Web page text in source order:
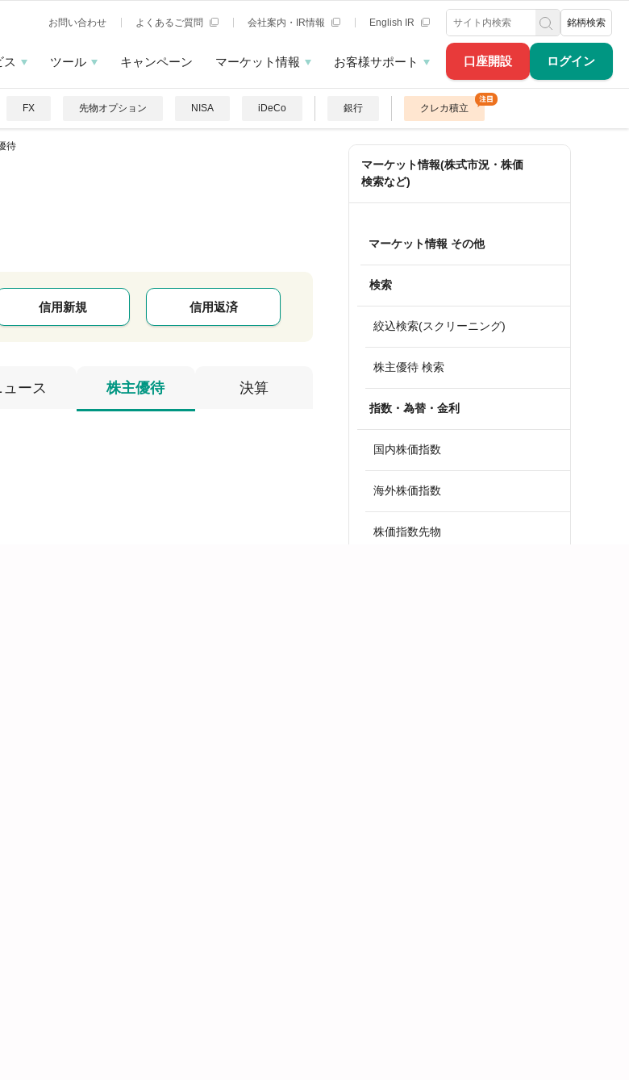
口座開設 ログイン
お問い合わせ よくあるご質問 会社案内・IR情報 English IR 銘柄検索
ス ツール キャンペーン マーケット情報 お客様サポート
FX 先物オプション NISA iDeCo 銀行 クレカ積立
待
信用新規 信用返済
ュース 株主優待 決算
マーケット情報(株式市況・株価
検索など)
マーケット情報 その他
検索
絞込検索(スクリーニング)
株主優待 検索
指数・為替・金利
国内株価指数
海外株価指数
株価指数先物